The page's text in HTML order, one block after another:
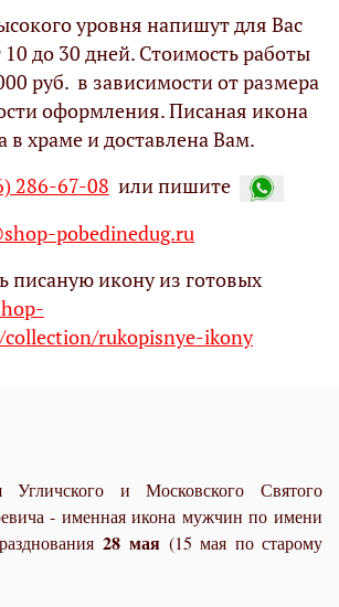
уровня напишут для Вас
10 до 30 дней. Стоимость работы
руб. в зависимости от размера
оформления. Писаная икона
в храме и доставлена Вам.
286-67-08 или пишите
pobedinedug.ru
писаную икону из готовых
collection/rukopisnye-ikony
и Московского Святого
- именная икона мужчин по имени
28 мая(15 мая по старому